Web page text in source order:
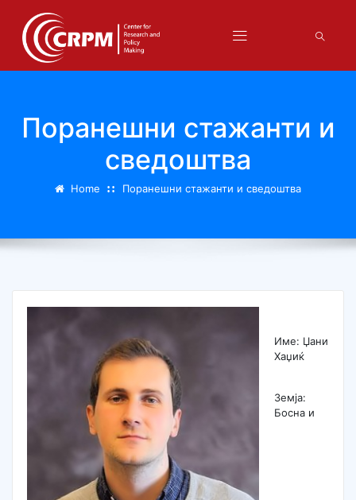
Поранешни стажанти и
сведоштва
Home Поранешни стажанти и сведоштва
Име: Џани
Хаџиќ
Земја:
Босна и